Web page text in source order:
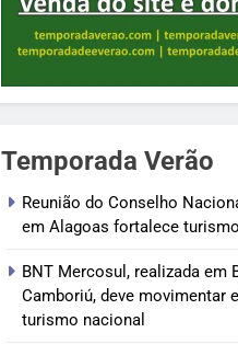
Temporada Verão
Reunião do Conselho
em Alagoas fortalece
BNT Mercosul, realizada em
Camboriú, deve movimentar
turismo nacional